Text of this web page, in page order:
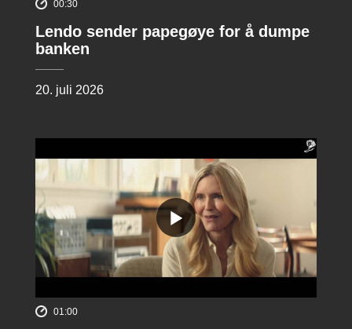
00:30
Lendo sender papegøye for å dumpe
banken
20. juli 2026
01:00